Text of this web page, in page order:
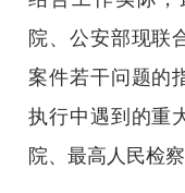
院、公安部现联
案件若干问题的
执行中遇到的重
院、最高人民检